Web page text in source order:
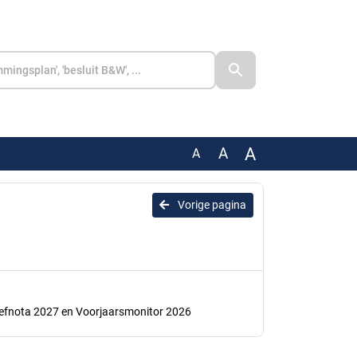
A A A
Vorige pagina
2027 en Voorjaarsmonitor 2026